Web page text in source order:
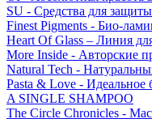
SU - Средства для
Finest Pigments - Био-
Heart Of Glass – Линия
More Inside - Авторские
Natural Tech -
Pasta & Love - Идеальное
A SINGLE SHAMPOO
The Circle Chronicles -